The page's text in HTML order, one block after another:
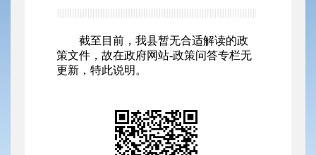
截至目前，我县暂无合适解读的政
策文件，故在政府网站-政策问答专栏无
更新，特此说明。